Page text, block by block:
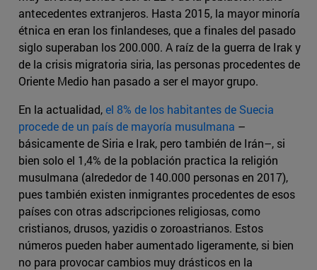
antecedentes extranjeros. Hasta 2015, la mayor minoría
étnica en eran los finlandeses, que a finales del pasado
siglo superaban los 200.000. A raíz de la guerra de Irak y
de la crisis migratoria siria, las personas procedentes de
Oriente Medio han pasado a ser el mayor grupo.
En la actualidad,el 8% de los habitantes de Suecia
procede de un país de mayoría musulmana –
básicamente de Siria e Irak, pero también de Irán–, si
bien solo el 1,4% de la población practica la religión
musulmana (alrededor de 140.000 personas en 2017),
pues también existen inmigrantes procedentes de esos
países con otras adscripciones religiosas, como
cristianos, drusos, yazidis o zoroastrianos. Estos
números pueden haber aumentado ligeramente, si bien
no para provocar cambios muy drásticos en la